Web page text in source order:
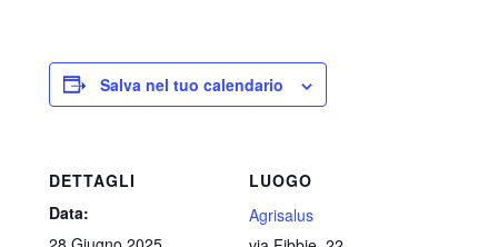
Salva nel tuo calendario
DETTAGLI
Data:
LUOGO
Agrisalus